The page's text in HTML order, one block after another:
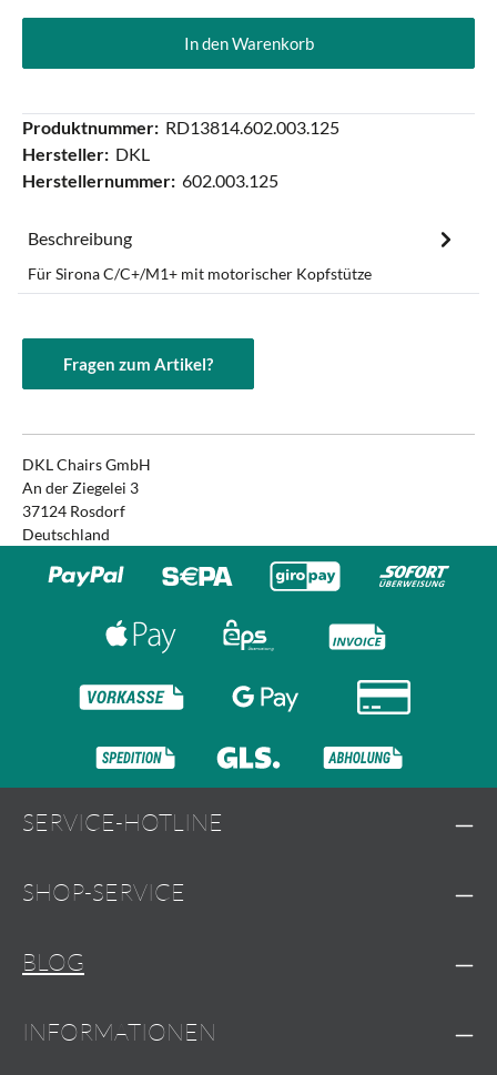
In den Warenkorb
Produktnummer: RD13814.602.003.125
Hersteller: DKL
Herstellernummer: 602.003.125
Beschreibung
Für Sirona C/C+/M1+ mit motorischer Kopfstütze
Fragen zum Artikel?
DKL Chairs GmbH
An der Ziegelei 3
37124 Rosdorf
Deutschland
SERVICE-HOTLINE
SHOP-SERVICE
BLOG
INFORMATIONEN